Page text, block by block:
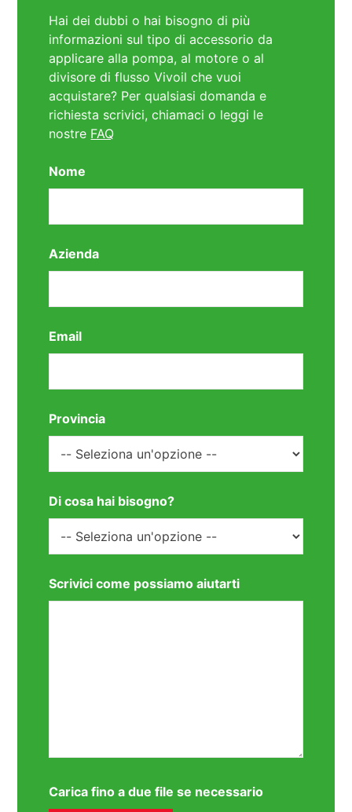
Hai dei dubbi o hai bisogno di più
informazioni sul tipo di accessorio da
applicare alla pompa, al motore o al
divisore di flusso Vivoil che vuoi
acquistare? Per qualsiasi domanda e
richiesta scrivici, chiamaci o leggi le
nostre FAQ
Nome
Azienda
Email
Provincia
Di cosa hai bisogno?
Scrivici come possiamo aiutarti
Carica fino a due file se necessario